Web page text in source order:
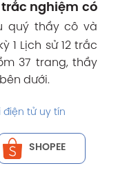
trắc nghiệm có
quý thầy cô và
1 Lịch sử 12 trắc
37 trang, thầy
dưới.
điện tử uy tín
SHOPEE